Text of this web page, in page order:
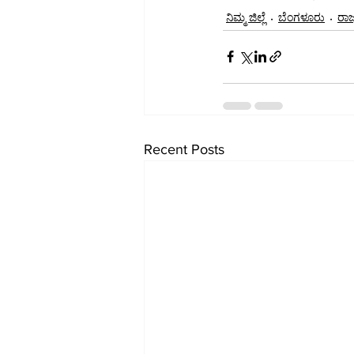
ನಿಮ್ಮ ಜಿಲ್ಲೆ ಬೆಂಗಳೂರು
Recent Posts